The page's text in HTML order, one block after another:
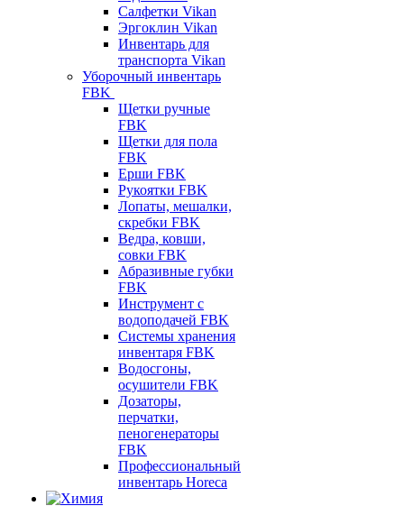
Салфетки Vikan
Эргоклин Vikan
Инвентарь для
транспорта Vikan
Уборочный инвентарь
FBK
Щетки ручные
FBK
Щетки для пола
FBK
Ерши FBK
Рукоятки FBK
Лопаты, мешалки,
скребки FBK
Ведра, ковши,
совки FBK
Абразивные губки
FBK
Инструмент с
водоподачей FBK
Системы хранения
инвентаря FBK
Водосгоны,
осушители FBK
Дозаторы,
перчатки,
пеногенераторы
FBK
Профессиональный
инвентарь Horeca